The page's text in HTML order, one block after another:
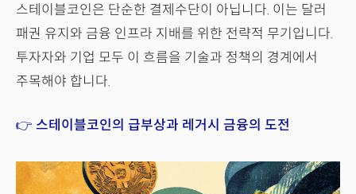
스테이블코인은 단순한 결제수단이 아닙니다. 이는 달러
패권 유지와 금융 인프라 지배를 위한 전략적 무기입니다.
투자자와 기업 모두 이 흐름을 기술과 정책의 경계에서
주목해야 합니다.
👉 스테이블코인의 급부상과 레거시 금융의 도전